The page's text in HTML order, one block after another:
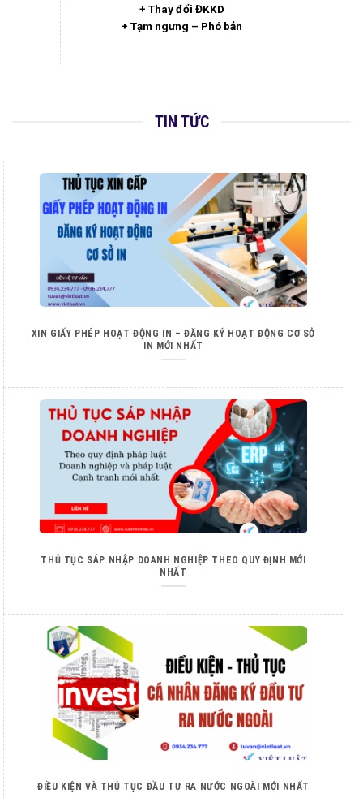
+ Thay đổi ĐKKD
+ Tạm ngưng – Phó bản
TIN TỨC
XIN GIẤY PHÉP HOẠT ĐỘNG IN – ĐĂNG KÝ HOẠT ĐỘNG CƠ SỞ
IN MỚI NHẤT
THỦ TỤC SÁP NHẬP DOANH NGHIỆP THEO QUY ĐỊNH MỚI
NHẤT
ĐIỀU KIỆN VÀ THỦ TỤC ĐẦU TƯ RA NƯỚC NGOÀI MỚI NHẤT